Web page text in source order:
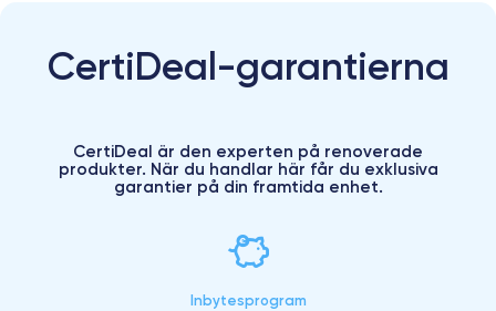
CertiDeal-garantierna
CertiDeal är den experten på renoverade
produkter. När du handlar här får du exklusiva
garantier på din framtida enhet.
Inbytesprogram